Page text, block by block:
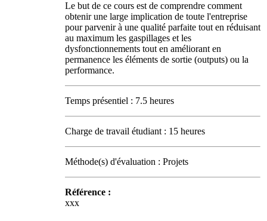
Le but de ce cours est de comprendre comment
obtenir une large implication de toute l'entreprise
pour parvenir à une qualité parfaite tout en réduisant
au maximum les gaspillages et les
dysfonctionnements tout en améliorant en
permanence les éléments de sortie (outputs) ou la
performance.
Temps présentiel : 7.5 heures
Charge de travail étudiant : 15 heures
Méthode(s) d'évaluation : Projets
Référence :
xxx